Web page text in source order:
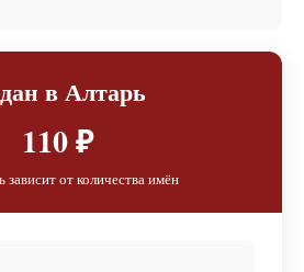
в Алтарь
110 ₽
зависит от количества имён